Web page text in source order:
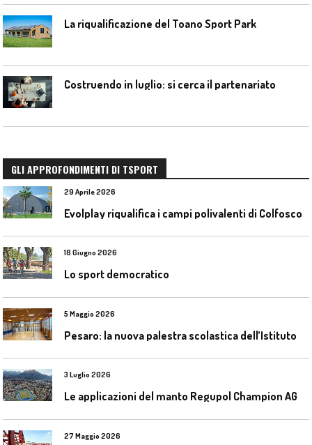
La riqualificazione del Toano Sport Park
Costruendo in luglio: si cerca il partenariato
GLI APPROFONDIMENTI DI TSPORT
29 Aprile 2026
Evolplay riqualifica i campi polivalenti di Colfosco
18 Giugno 2026
Lo sport democratico
5 Maggio 2026
3 Luglio 2026
27 Maggio 2026